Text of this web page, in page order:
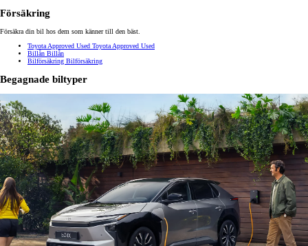
Försäkring
Försäkra din bil hos dem som känner till den bäst.
Toyota Approved Used Toyota Approved Used
Billån Billån
Bilförsäkring Bilförsäkring
Begagnade biltyper